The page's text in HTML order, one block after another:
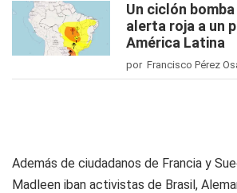
Un ciclón
alerta roja a un
América Latina
por Francisco Pérez
Además de ciudadanos de Francia y
Madleen iban activistas de Brasil,